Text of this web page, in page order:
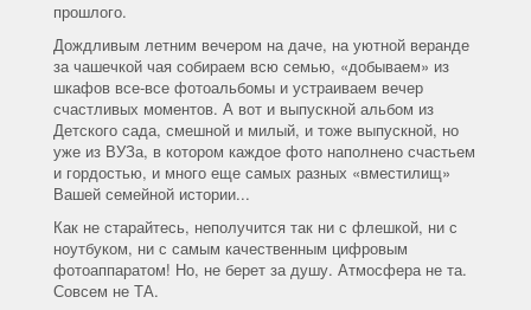
прошлого.
Дождливым летним вечером на даче, на уютной веранде
за чашечкой чая собираем всю семью, «добываем» из
шкафов все-все фотоальбомы и устраиваем вечер
счастливых моментов. А вот и выпускной альбом из
Детского сада, смешной и милый, и тоже выпускной, но
уже из ВУЗа, в котором каждое фото наполнено счастьем
и гордостью, и много еще самых разных «вместилищ»
Вашей семейной истории...
Как не старайтесь, неполучится так ни с флешкой, ни с
ноутбуком, ни с самым качественным цифровым
фотоаппаратом! Но, не берет за душу. Атмосфера не та.
Совсем не ТА.